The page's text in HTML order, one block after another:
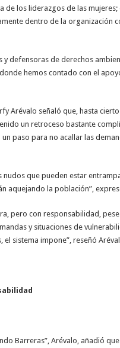
los liderazgos de las
dentro de la organización
y defensoras de derechos
hemos contado con el
Arévalo señaló que, hasta
un retroceso bastante
paso para no acallar las
que pueden estar
aquejando la población”,
pero con responsabilidad,
y situaciones de
sistema impone”, reseñó
Barreras”, Arévalo, añadió